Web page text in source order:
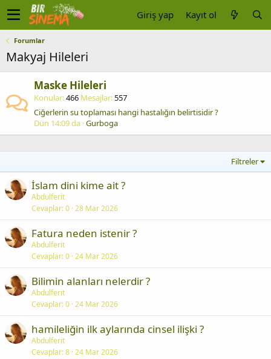
Giriş yap Kayıt ol
Forumlar
Makyaj Hileleri
Maske Hileleri
Konular 466 Mesajlar 557
Ciğerlerin su toplaması hangi hastalığın belirtisidir ?
Dün 14:09 da Gurboga
Filtreler
İslam dini kime ait ?
Abdulferit
Cevaplar 0 28 Mar 2026
Fatura neden istenir ?
Abdulferit
Cevaplar 0 24 Mar 2026
Bilimin alanları nelerdir ?
Abdulferit
Cevaplar 0 24 Mar 2026
hamileliğin ilk aylarında cinsel ilişki ?
Abdulferit
Cevaplar 8 24 Mar 2026